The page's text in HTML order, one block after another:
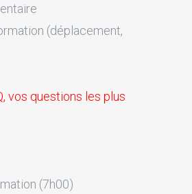
(déplacement,
vos questions les plus
(7h00)